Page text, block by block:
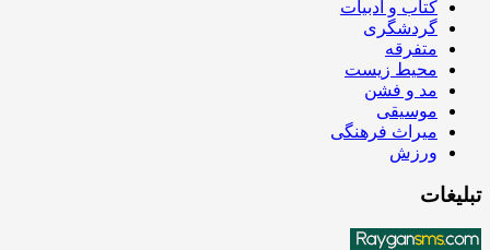
کتاب و ادبیات
گردشگری
متفرقه
محیط زیست
مد و فشن
موسیقی
میراث فرهنگی
ورزش
تبلیغات